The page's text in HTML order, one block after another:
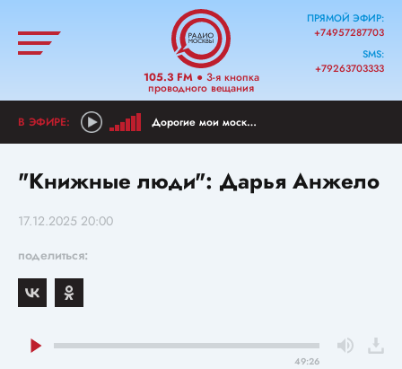
105.3 FM● 3-я кнопка
проводного вещания
ПРЯМОЙ ЭФИР:
+74957287703
SMS:
+79263703333
Дорогие мои москвичи!
"Книжные люди": Дарья Анжело
17.12.2025 20:00
поделиться:
49:26